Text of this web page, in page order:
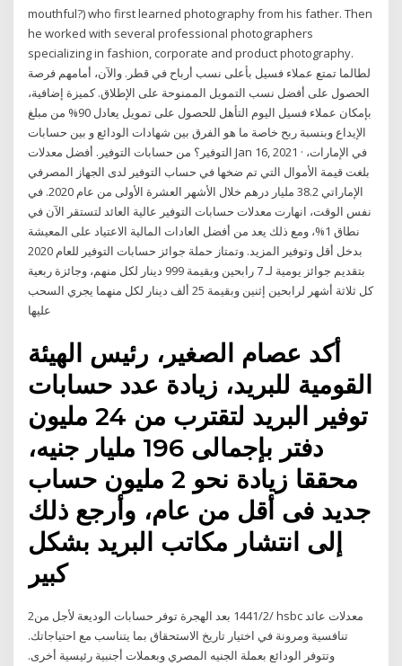
mouthful?) who first learned photography from his father. Then
he worked with several professional photographers
specializing in fashion, corporate and product photography.
لطالما تمتع عملاء فسيل بأعلى نسب أرباح في قطر. والآن، أمامهم فرصة
الحصول على أفضل نسب التمويل الممنوحة على الإطلاق. كميزة إضافية،
بإمكان عملاء فسيل اليوم التأهل للحصول على تمويل يعادل 90% من مبلغ
الإيداع وبنسبة ربح خاصة ما هو الفرق بين شهادات الودائع و بين حسابات
التوفير؟ من حسابات التوفير. أفضل معدلات Jan 16, 2021 · في الإمارات،
بلغت قيمة الأموال التي تم ضخها في حساب التوفير لدى الجهاز المصرفي
الإماراتي 38.2 مليار درهم خلال الأشهر العشرة الأولى من عام 2020. في
نفس الوقت، انهارت معدلات حسابات التوفير عالية العائد لتستقر الآن في
نطاق 1%، ومع ذلك يعد من أفضل العادات المالية الاعتياد على المعيشة
بدخل أقل وتوفير المزيد. وتمتاز حملة جوائز حسابات التوفير للعام 2020
بتقديم جوائز يومية لـ 7 رابحين وبقيمة 999 دينار لكل منهم، وجائزة ربعية
كل ثلاثة أشهر لرابحين إثنين وبقيمة 25 ألف دينار لكل منهما يجري السحب
عليها
أكد عصام الصغير، رئيس الهيئة
القومية للبريد، زيادة عدد حسابات
توفير البريد لتقترب من 24 مليون
دفتر بإجمالى 196 مليار جنيه،
محققا زيادة نحو 2 مليون حساب
جديد فى أقل من عام، وأرجع ذلك
إلى انتشار مكاتب البريد بشكل
كبير
2‏‏/2‏‏/1441 بعد الهجرة توفر حسابات الوديعة لأجل من hsbc معدلات عائد
تنافسية ومرونة في اختيار تاريخ الاستحقاق بما يتناسب مع احتياجاتك.
وتتوفر الودائع بعملة الجنيه المصري وبعملات أجنبية رئيسية أخرى.